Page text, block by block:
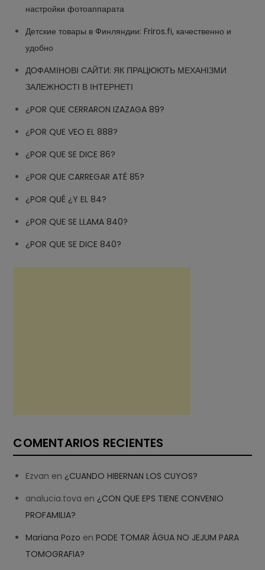
настройки фотоаппарата
Детские товары в Финляндии: Friros.fi, качественно и
удобно
ДОФАМІНОВІ САЙТИ: ЯК ПРАЦЮЮТЬ МЕХАНІЗМИ
ЗАЛЕЖНОСТІ В ІНТЕРНЕТІ
¿POR QUE CERRARON IZAZAGA 89?
¿POR QUE VEO EL 888?
¿POR QUE SE DICE 86?
¿POR QUE CARREGAR ATÉ 85?
¿POR QUÉ ¿Y EL 84?
¿POR QUE SE LLAMA 840?
¿POR QUE SE DICE 840?
COMENTARIOS RECIENTES
Ezvan en ¿CUANDO HIBERNAN LOS CUYOS?
analucia.tova en ¿CON QUE EPS TIENE CONVENIO
PROFAMILIA?
Mariana Pozo enPODE TOMAR ÁGUA NO JEJUM PARA
TOMOGRAFIA?